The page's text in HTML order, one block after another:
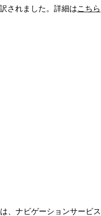
されました。詳細はこちら
、ナビゲーションサービス